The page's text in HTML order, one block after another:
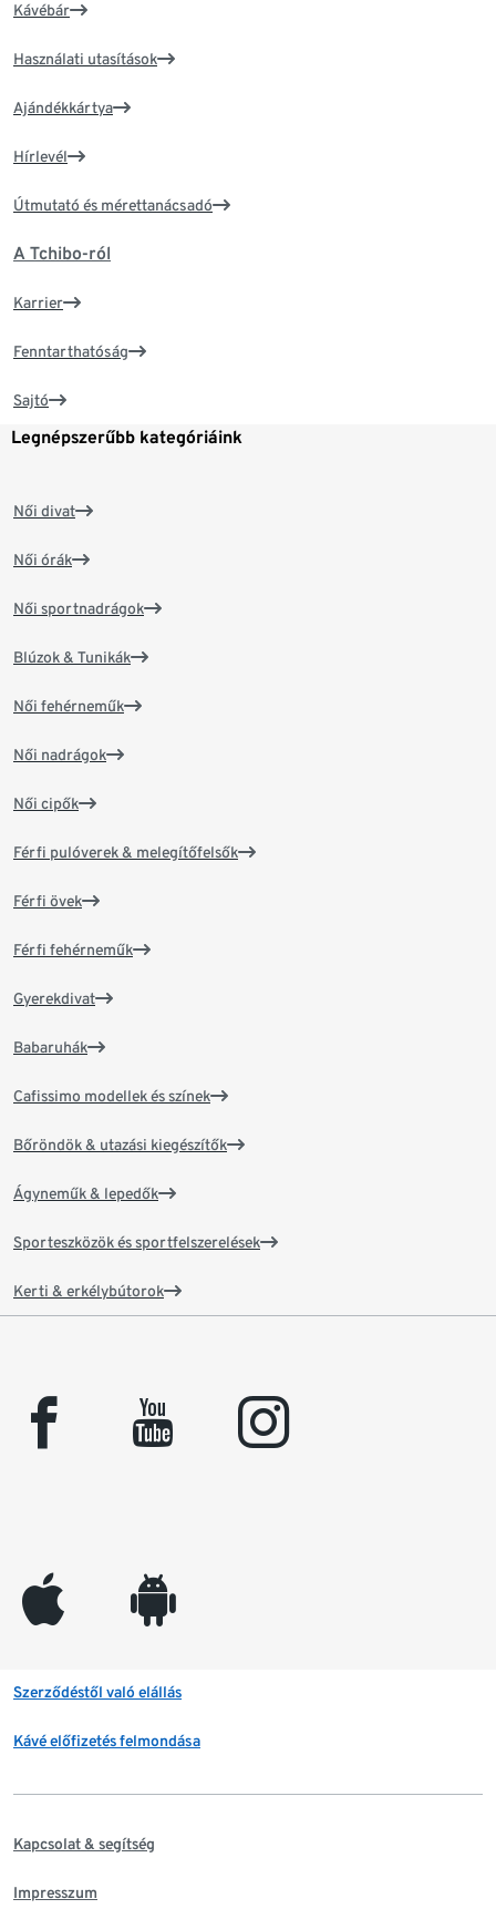
Kávébár
Használati utasítások
Ajándékkártya
Hírlevél
Útmutató és mérettanácsadó
A Tchibo-ról
Karrier
Fenntarthatóság
Sajtó
Legnépszerűbb kategóriáink
Női divat
Női órák
Női sportnadrágok
Blúzok & Tunikák
Női fehérneműk
Női nadrágok
Női cipők
Férfi pulóverek & melegítőfelsők
Férfi övek
Férfi fehérneműk
Gyerekdivat
Babaruhák
Cafissimo modellek és színek
Bőröndök & utazási kiegészítők
Ágyneműk & lepedők
Sporteszközök és sportfelszerelések
Kerti & erkélybútorok
facebook youtube instagram
appleinc android
Szerződéstől való elállás
Kávé előfizetés felmondása
Kapcsolat & segítség
Impresszum